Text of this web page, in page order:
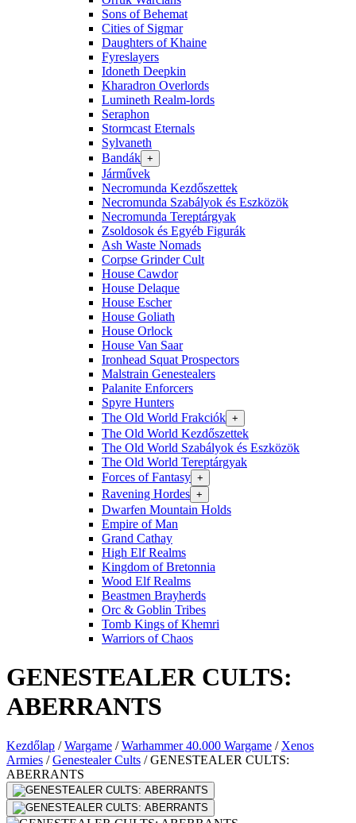
Sons of Behemat
Cities of Sigmar
Daughters of Khaine
Fyreslayers
Idoneth Deepkin
Kharadron Overlords
Lumineth Realm-lords
Seraphon
Stormcast Eternals
Sylvaneth
Bandák +
Járművek
Necromunda Kezdőszettek
Necromunda Szabályok és Eszközök
Necromunda Tereptárgyak
Zsoldosok és Egyéb Figurák
Ash Waste Nomads
Corpse Grinder Cult
House Cawdor
House Delaque
House Escher
House Goliath
House Orlock
House Van Saar
Ironhead Squat Prospectors
Malstrain Genestealers
Palanite Enforcers
Spyre Hunters
The Old World Frakciók +
The Old World Kezdőszettek
The Old World Szabályok és Eszközök
The Old World Tereptárgyak
Forces of Fantasy +
Ravening Hordes +
Dwarfen Mountain Holds
Empire of Man
Grand Cathay
High Elf Realms
Kingdom of Bretonnia
Wood Elf Realms
Beastmen Brayherds
Orc & Goblin Tribes
Tomb Kings of Khemri
Warriors of Chaos
GENESTEALER CULTS:
ABERRANTS
Kezdőlap / Wargame / Warhammer 40.000 Wargame / Xenos
Armies / Genestealer Cults /GENESTEALER CULTS:
ABERRANTS